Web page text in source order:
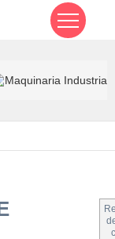
Maquinaria Industrial